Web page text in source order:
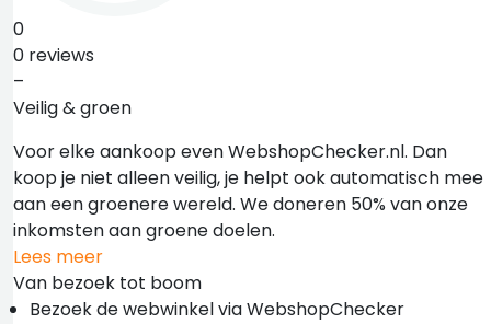
0
0 reviews
–
Veilig & groen
Voor elke aankoop even WebshopChecker.nl. Dan
koop je niet alleen veilig, je helpt ook automatisch mee
aan een groenere wereld. We doneren 50% van onze
inkomsten aan groene doelen.
Lees meer
Van bezoek tot boom
Bezoek de webwinkel via WebshopChecker